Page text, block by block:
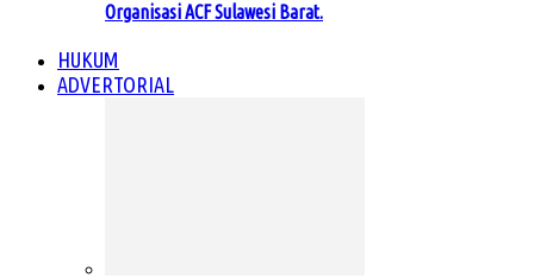
Organisasi ACF Sulawesi Barat.
HUKUM
ADVERTORIAL